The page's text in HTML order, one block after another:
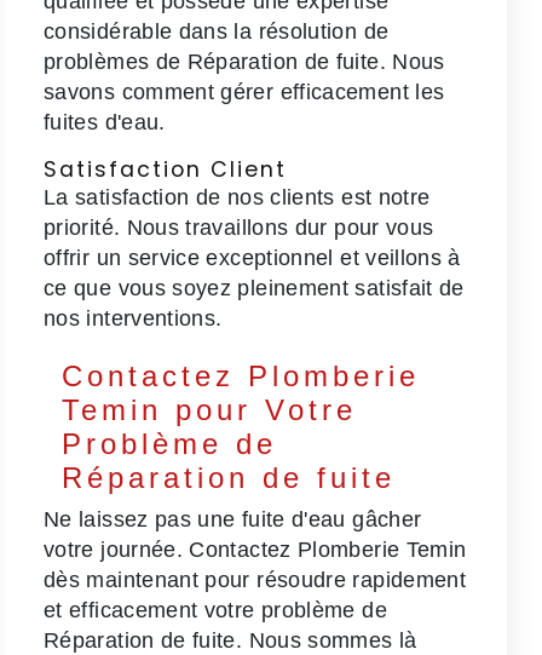
considérable dans la résolution de
problèmes de Réparation de fuite. Nous
savons comment gérer efficacement les
fuites d'eau.
Satisfaction Client
La satisfaction de nos clients est notre
priorité. Nous travaillons dur pour vous
offrir un service exceptionnel et veillons à
ce que vous soyez pleinement satisfait de
nos interventions.
Contactez Plomberie
Temin pour Votre
Problème de
Réparation de fuite
Ne laissez pas une fuite d'eau gâcher
votre journée. Contactez Plomberie Temin
dès maintenant pour résoudre rapidement
et efficacement votre problème de
Réparation de fuite. Nous sommes là